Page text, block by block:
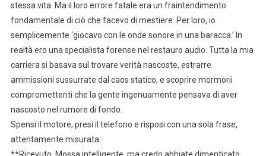
stessa vita. Ma il loro errore fatale era un fraintendimento
fondamentale di ciò che facevo di mestiere. Per loro, io
semplicemente ‘giocavo con le onde sonore in una baracca.’ In
realtà ero una specialista forense nel restauro audio. Tutta la mia
carriera si basava sul trovare verità nascoste, estrarre
ammissioni sussurrate dal caos statico, e scoprire mormorii
compromettenti che la gente ingenuamente pensava di aver
nascosto nel rumore di fondo.
Spensi il motore, presi il telefono e risposi con una sola frase,
attentamente misurata: